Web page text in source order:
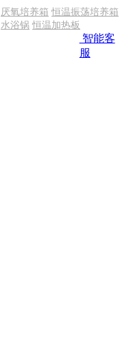
厌氧培养箱 恒温振荡培养箱
水浴锅 恒温加热板
智能客
服